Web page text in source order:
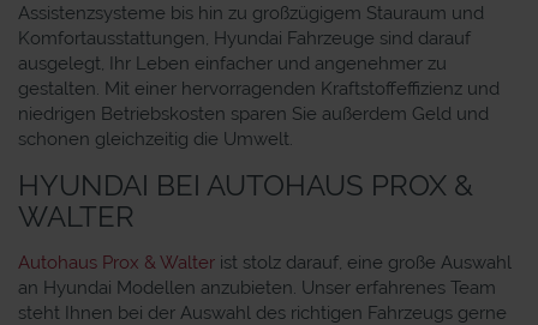
Assistenzsysteme bis hin zu großzügigem Stauraum und
Komfortausstattungen, Hyundai Fahrzeuge sind darauf
ausgelegt, Ihr Leben einfacher und angenehmer zu
gestalten. Mit einer hervorragenden Kraftstoffeffizienz und
niedrigen Betriebskosten sparen Sie außerdem Geld und
schonen gleichzeitig die Umwelt.
HYUNDAI BEI AUTOHAUS PROX &
WALTER
Autohaus Prox & Walter ist stolz darauf, eine große Auswahl
an Hyundai Modellen anzubieten. Unser erfahrenes Team
steht Ihnen bei der Auswahl des richtigen Fahrzeugs gerne